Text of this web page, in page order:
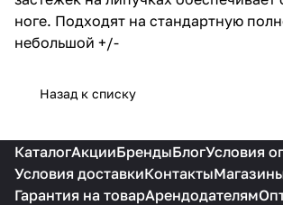
ноге. Подходят на стандартную
небольшой +/-
Назад к списку
КаталогАкцииБрендыБлогУсловия
Условия доставкиКонтакты
Гарантия на товарАрендодателям